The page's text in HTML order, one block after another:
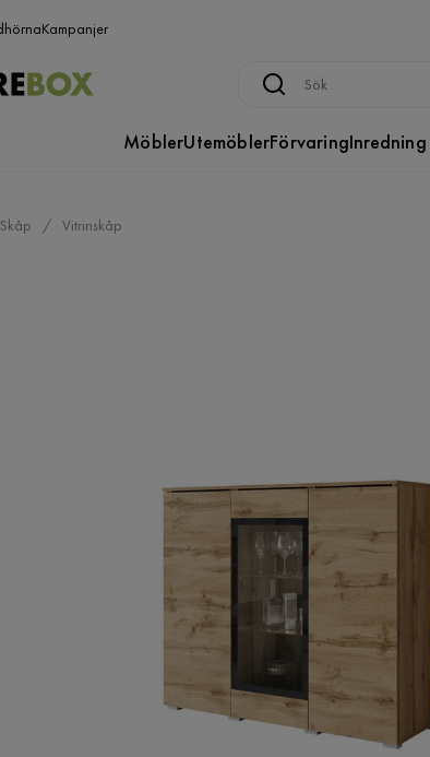
Kampanjer
MöblerUtemöblerFörvaring
Skåp Vitrinskåp